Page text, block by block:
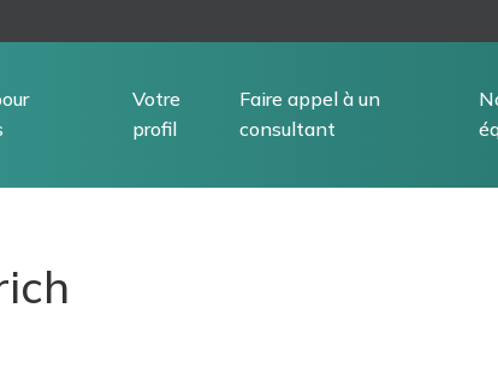
Votre
profil
Faire appel à un
consultant